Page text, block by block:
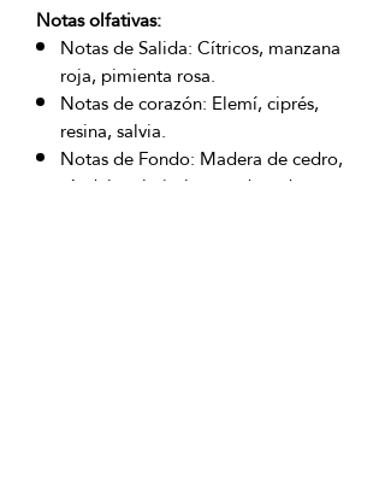
Notas olfativas:
Notas de Salida: Cítricos, manzana
roja, pimienta rosa.
Notas de corazón: Elemí, ciprés,
resina, salvia.
Notas de Fondo: Madera de cedro,
sándalo, almizcles, madera de